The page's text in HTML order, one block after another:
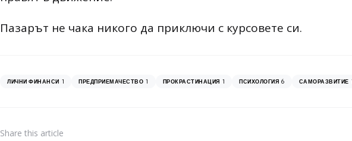
Пазарът не чака никого да приключи с курсовете си.
ЛИЧНИ ФИНАНСИ 1 ПРЕДПРИЕМАЧЕСТВО 1 ПРОКРАСТИНАЦИЯ 1 ПСИХОЛОГИЯ 6 САМОРАЗВИТИЕ
Share this article